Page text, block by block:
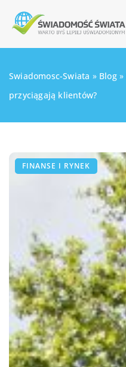
Swiadomosc-Swiata » Blog»
przyciągają klientów?
FINANSE I RYNEK